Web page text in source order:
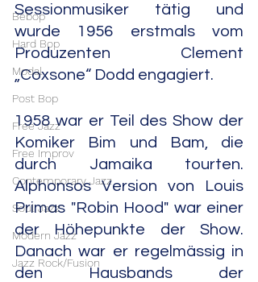
Bebop
Hard Bop
Modal
Post Bop
Free Jazz
Free Improv
Contemporary Jazz
Soul Jazz
Modern Jazz
Jazz Rock/Fusion
Sessionmusiker tätig und
wurde 1956 erstmals vom
Produzenten Clement
„Coxsone“ Dodd engagiert.
1958 war er Teil des Show der
Komiker Bim und Bam, die
durch Jamaika tourten.
Alphonsos Version von Louis
Primas "Robin Hood" war einer
der Höhepunkte der Show.
Danach war er regelmässig in
den Hausbands der